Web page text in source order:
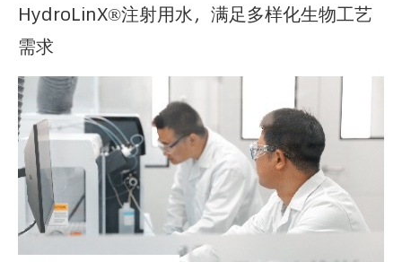
HydroLinX®注射用水，满足多样化生物工艺
需求